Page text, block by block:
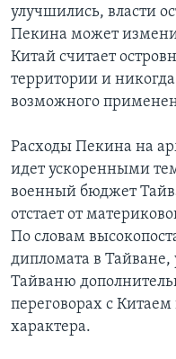
улучшились, власти
Пекина может
Китай считает
территории и
возможного
Расходы Пекина на
идет ускоренными
военный бюджет
отстает от
По словам
дипломата в
Тайваню
переговорах с
характера.